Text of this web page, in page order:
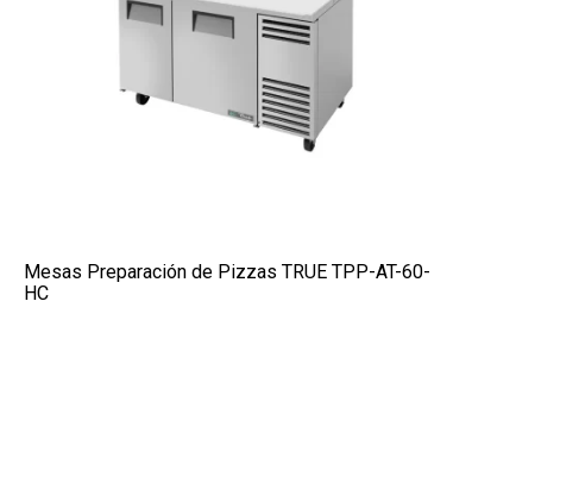
Mesas Preparación de Pizzas TRUE TPP-AT-60-
HC